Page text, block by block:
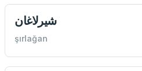
شيرلاغان
şırlağan